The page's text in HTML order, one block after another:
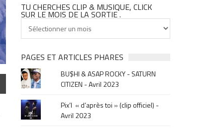
TU CHERCHES CLIP & MUSIQUE, CLICK
SUR LE MOIS DE LA SORTIE .
cherches
&
musique,
click
sur
le
mois
de
PAGES ET ARTICLES PHARES
BU$HI & ASAP ROCKY - SATURN
CITIZEN - Avril 2023
Pix’l « d’après toi » (clip officiel) -
Avril 2023